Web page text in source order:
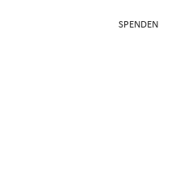
SPENDEN